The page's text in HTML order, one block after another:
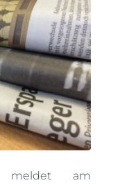
meldet am